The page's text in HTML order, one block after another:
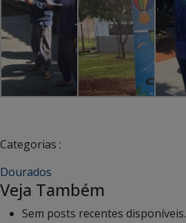
Categorias :
Dourados
Veja Também
Sem posts recentes disponíveis.